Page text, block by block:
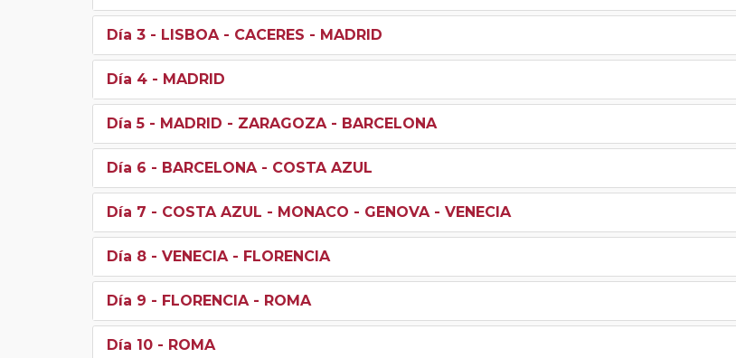
Día 3 - LISBOA - CACERES - MADRID
Día 4 - MADRID
Día 5 - MADRID - ZARAGOZA - BARCELONA
Día 6 - BARCELONA - COSTA AZUL
Día 7 - COSTA AZUL - MONACO - GENOVA - VENECIA
Día 8 - VENECIA - FLORENCIA
Día 9 - FLORENCIA - ROMA
Día 10 - ROMA